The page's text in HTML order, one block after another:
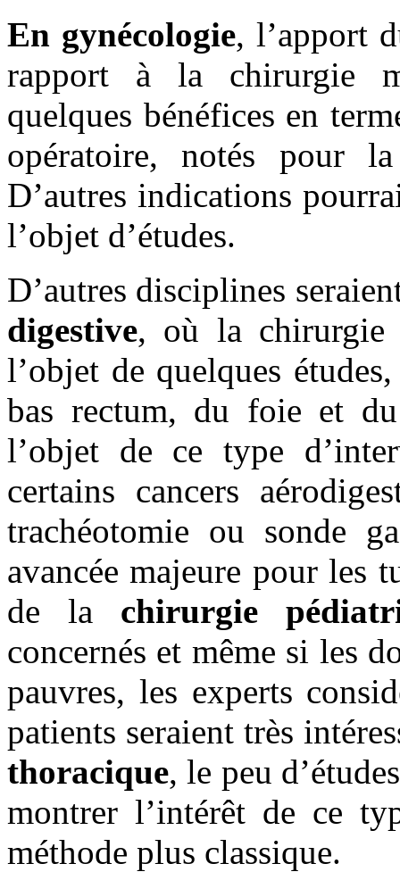
En gynécologie, l’apport
rapport à la chirurgie
quelques bénéfices en
opératoire, notés pour
D’autres indications
l’objet d’études.
D’autres disciplines
digestive, où la chirurgie
l’objet de quelques
bas rectum, du foie et
l’objet de ce type
certains cancers
trachéotomie ou sonde
avancée majeure pour les
de la chirurgie
concernés et même si les
pauvres, les experts
patients seraient très
thoracique, le peu
montrer l’intérêt de ce
méthode plus classique.